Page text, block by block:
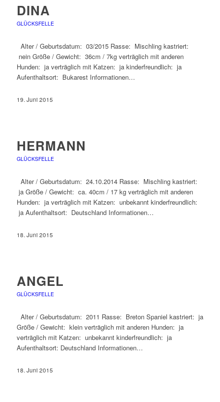
DINA
GLÜCKSFELLE
Alter / Geburtsdatum: 03/2015 Rasse: Mischling kastriert:
nein Größe / Gewicht: 36cm / 7kg verträglich mit anderen
Hunden: ja verträglich mit Katzen: ja kinderfreundlich: ja
Aufenthaltsort: Bukarest Informationen…
19. Juni 2015
HERMANN
GLÜCKSFELLE
Alter / Geburtsdatum: 24.10.2014 Rasse: Mischling kastriert:
ja Größe / Gewicht: ca. 40cm / 17 kg verträglich mit anderen
Hunden: ja verträglich mit Katzen: unbekannt kinderfreundlich:
ja Aufenthaltsort: Deutschland Informationen…
18. Juni 2015
ANGEL
GLÜCKSFELLE
Alter / Geburtsdatum: 2011 Rasse: Breton Spaniel kastriert: ja
Größe / Gewicht: klein verträglich mit anderen Hunden: ja
verträglich mit Katzen: unbekannt kinderfreundlich: ja
Aufenthaltsort: Deutschland Informationen…
18. Juni 2015